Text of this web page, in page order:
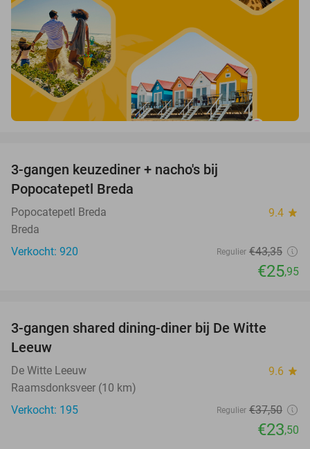
3-gangen keuzediner + nacho's bij
Popocatepetl Breda
Popocatepetl Breda 9.4 star
Breda
Verkocht: 920
Regulier €43,35
€25,95
3-gangen shared dining-diner bij De Witte
Leeuw
De Witte Leeuw 9.6 star
Raamsdonksveer (10 km)
Verkocht: 195
Regulier €37,50
€23,50